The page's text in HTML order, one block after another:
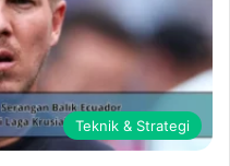
Teknik & Strategi